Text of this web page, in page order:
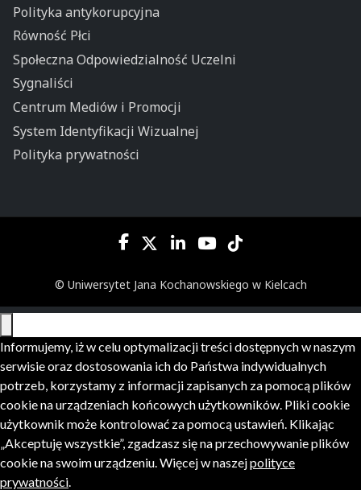
Polityka antykorupcyjna
Równość Płci
Społeczna Odpowiedzialność Uczelni
Sygnaliści
Centrum Mediów i Promocji
System Identyfikacji Wizualnej
Polityka prywatności
© Uniwersytet Jana Kochanowskiego w Kielcach
Informujemy, iż w celu optymalizacji treści dostępnych w naszym
serwisie oraz dostosowania ich do Państwa indywidualnych
potrzeb, korzystamy z informacji zapisanych za pomocą plików
cookie na urządzeniach końcowych użytkowników. Pliki cookie
użytkownik może kontrolować za pomocą ustawień. Klikając
„Akceptuję wszystkie”, zgadzasz się na przechowywanie plików
cookie na swoim urządzeniu. Więcej w naszejpolityce
prywatności.